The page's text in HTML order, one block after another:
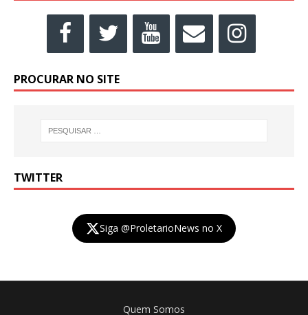
PROCURAR NO SITE
TWITTER
Siga @ProletarioNews no X
Quem Somos